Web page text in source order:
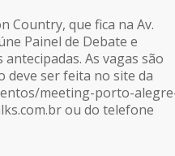
Country, que fica na Av.
Painel de Debate e
As vagas são
deve ser feita no site da
meeting-porto-
ou do telefone